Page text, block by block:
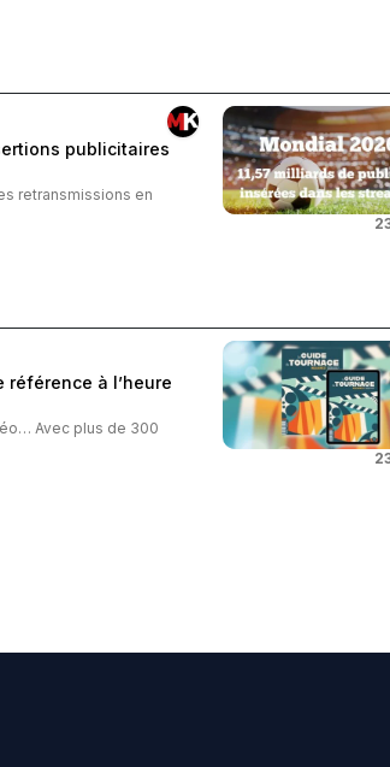
publicitaires
retransmissions en
à l’heure
Avec plus de 300